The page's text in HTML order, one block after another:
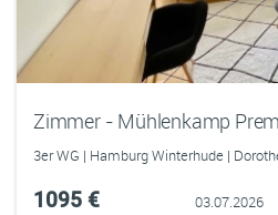
Zimmer - Mühlenkamp
3er WG | Hamburg Winterhude |
1095 € 03.07.2026